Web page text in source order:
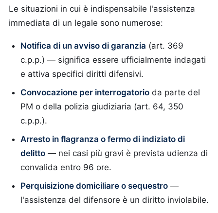
Le situazioni in cui è indispensabile l'assistenza
immediata di un legale sono numerose:
Notifica di un avviso di garanzia (art. 369
c.p.p.) — significa essere ufficialmente indagati
e attiva specifici diritti difensivi.
Convocazione per interrogatorio da parte del
PM o della polizia giudiziaria (art. 64, 350
c.p.p.).
Arresto in flagranza o fermo di indiziato di
delitto — nei casi più gravi è prevista udienza di
convalida entro 96 ore.
Perquisizione domiciliare o sequestro —
l'assistenza del difensore è un diritto inviolabile.